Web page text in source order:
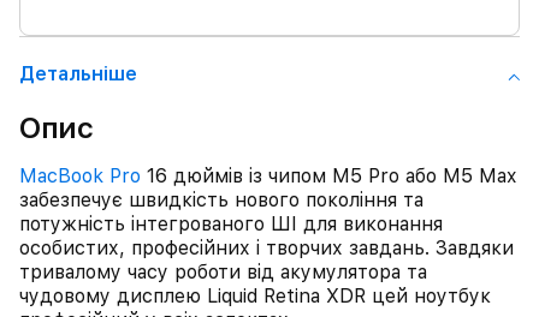
Детальнiше
Опис
MacBook Pro 16 дюймів із чипом M5 Pro або M5 Max
забезпечує швидкість нового покоління та
потужність інтегрованого ШІ для виконання
особистих, професійних і творчих завдань. Завдяки
тривалому часу роботи від акумулятора та
чудовому дисплею Liquid Retina XDR цей ноутбук